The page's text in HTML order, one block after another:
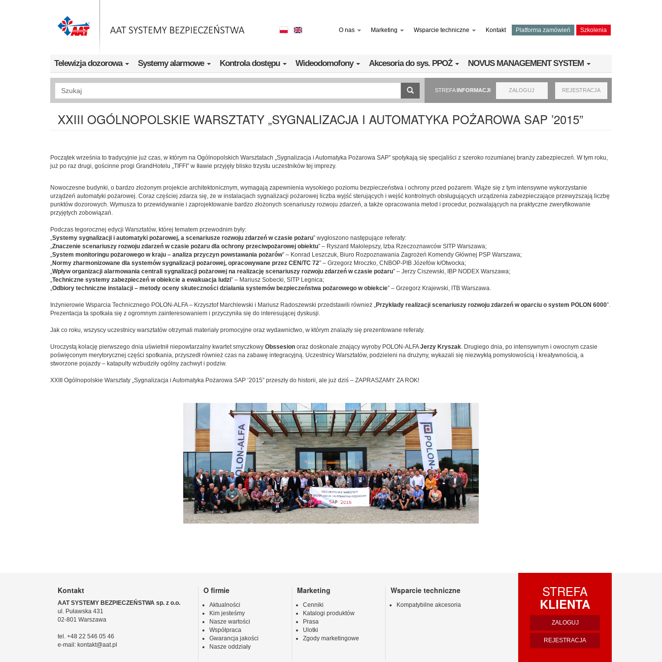
O nas Marketing Wsparcie techniczne Kontakt Platforma zamówień Szkolenia
Telewizja dozorowa Systemy alarmowe Kontrola dostępu Wideodomofony Akcesoria do sys. PPOŻ NOVUS MANAGEMENT SYSTEM
Wyszukiwanie pełnotekstowe STREFAINFORMACJI ZALOGUJ REJESTRACJA
XXIII OGÓLNOPOLSKIE WARSZTATY „SYGNALIZACJA I AUTOMATYKA POŻAROWA SAP ’2015”
Początek września to tradycyjnie już czas, w którym na Ogólnopolskich Warsztatach „Sygnalizacja i Automatyka Pożarowa SAP” spotykają się specjaliści z szeroko rozumianej branży zabezpieczeń. W tym roku,
już po raz drugi, gościnne progi GrandHotelu „TIFFI” w Iławie przyjęły blisko trzystu uczestników tej imprezy.
Nowoczesne budynki, o bardzo złożonym projekcie architektonicznym, wymagają zapewnienia wysokiego poziomu bezpieczeństwa i ochrony przed pożarem. Wiąże się z tym intensywne wykorzystanie
urządzeń automatyki pożarowej. Coraz częściej zdarza się, że w instalacjach sygnalizacji pożarowej liczba wyjść sterujących i wejść kontrolnych obsługujących urządzenia zabezpieczające przewyższają liczbę
punktów dozorowych. Wymusza to przewidywanie i zaprojektowanie bardzo złożonych scenariuszy rozwoju zdarzeń, a także opracowania metod i procedur, pozwalających na praktyczne zweryfikowanie
przyjętych zobowiązań.
Podczas tegorocznej edycji Warsztatów, której tematem przewodnim były:
„Systemy sygnalizacji i automatyki pożarowej, a scenariusze rozwoju zdarzeń w czasie pożaru” wygłoszono następujące referaty:
„Znaczenie scenariuszy rozwoju zdarzeń w czasie pożaru dla ochrony przeciwpożarowej obiektu” – Ryszard Małolepszy, Izba Rzeczoznawców SITP Warszawa;
„System monitoringu pożarowego w kraju – analiza przyczyn powstawania pożarów” – Konrad Leszczuk, Biuro Rozpoznawania Zagrożeń Komendy Głównej PSP Warszawa;
„Normy zharmonizowane dla systemów sygnalizacji pożarowej, opracowywane przez CEN/TC 72” – Grzegorz Mroczko, CNBOP-PIB Józefów k/Otwocka;
„Wpływ organizacji alarmowania centrali sygnalizacji pożarowej na realizację scenariuszy rozwoju zdarzeń w czasie pożaru” – Jerzy Ciszewski, IBP NODEX Warszawa;
„Techniczne systemy zabezpieczeń w obiekcie a ewakuacja ludzi” – Mariusz Sobecki, SITP Legnica;
„Odbiory techniczne instalacji – metody oceny skuteczności działania systemów bezpieczeństwa pożarowego w obiekcie” – Grzegorz Krajewski, ITB Warszawa.
Inżynierowie Wsparcia Technicznego POLON-ALFA – Krzysztof Marchlewski i Mariusz Radoszewski przedstawili również „Przykłady realizacji scenariuszy rozwoju zdarzeń w oparciu o system POLON 6000”.
Prezentacja ta spotkała się z ogromnym zainteresowaniem i przyczyniła się do interesującej dyskusji.
Jak co roku, wszyscy uczestnicy warsztatów otrzymali materiały promocyjne oraz wydawnictwo, w którym znalazły się prezentowane referaty.
Uroczystą kolację pierwszego dnia uświetnił niepowtarzalny kwartet smyczkowy Obssesion oraz doskonale znający wyroby POLON-ALFAJerzy Kryszak. Drugiego dnia, po intensywnym i owocnym czasie
poświęconym merytorycznej części spotkania, przyszedł również czas na zabawę integracyjną. Uczestnicy Warsztatów, podzieleni na drużyny, wykazali się niezwykłą pomysłowością i kreatywnością, a
stworzone pojazdy – katapulty wzbudziły ogólny zachwyt i podziw.
XXIII Ogólnopolskie Warsztaty „Sygnalizacja i Automatyka Pożarowa SAP ‘2015” przeszły do historii, ale już dziś – ZAPRASZAMY ZA ROK!
Kontakt
AAT SYSTEMY BEZPIECZEŃSTWA sp. z o.o.
ul. Puławska 431
02-801 Warszawa
tel. +48 22 546 05 46
e-mail: kontakt@aat.pl
O firmie
Aktualności
Kim jesteśmy
Nasze wartości
Współpraca
Gwarancja jakości
Nasze oddziały
Marketing
Cenniki
Katalogi produktów
Prasa
Ulotki
Zgody marketingowe
Wsparcie techniczne
Kompatybilne akcesoria
STREFA
KLIENTA
ZALOGUJ
REJESTRACJA